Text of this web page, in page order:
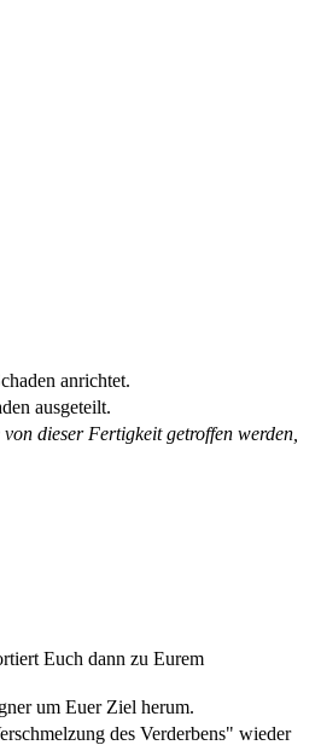
anrichtet.
ausgeteilt.
dieser Fertigkeit getroffen werden,
Euch dann zu Eurem
um Euer Ziel herum.
des Verderbens" wieder